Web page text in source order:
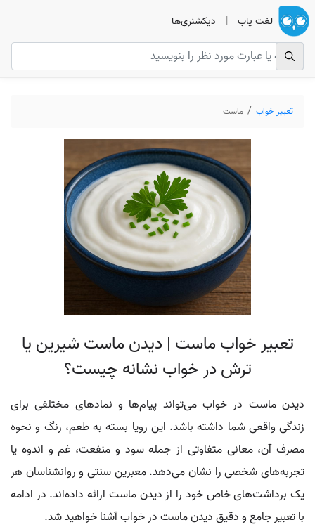
لغت یاب | دیکشنری‌ها
تعبیر خواب ماست
تعبیر خواب ماست | دیدن ماست شیرین یا
ترش در خواب نشانه چیست؟
دیدن ماست در خواب می‌تواند پیام‌ها و نمادهای مختلفی برای
زندگی واقعی شما داشته باشد. این رویا بسته به طعم، رنگ و نحوه
مصرف آن، معانی متفاوتی از جمله سود و منفعت، غم و اندوه یا
تجربه‌های شخصی را نشان می‌دهد. معبرین سنتی و روانشناسان هر
یک برداشت‌های خاص خود را از دیدن ماست ارائه داده‌اند. در ادامه
با تعبیر جامع و دقیق دیدن ماست در خواب آشنا خواهید شد.